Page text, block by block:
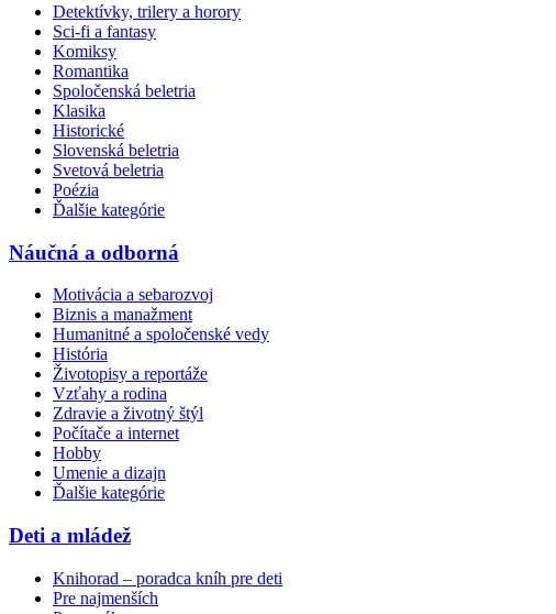
Detektívky, trilery a horory
Sci-fi a fantasy
Komiksy
Romantika
Spoločenská beletria
Klasika
Historické
Slovenská beletria
Svetová beletria
Poézia
Ďalšie kategórie
Náučná a odborná
Motivácia a sebarozvoj
Biznis a manažment
Humanitné a spoločenské vedy
História
Životopisy a reportáže
Vzťahy a rodina
Zdravie a životný štýl
Počítače a internet
Hobby
Umenie a dizajn
Ďalšie kategórie
Deti a mládež
Knihorad – poradca kníh pre deti
Pre najmenších